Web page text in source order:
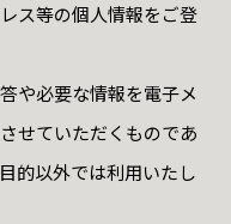
ス等の個人情報をご登
や必要な情報を電子メ
せていただくものであ
的以外では利用いたし